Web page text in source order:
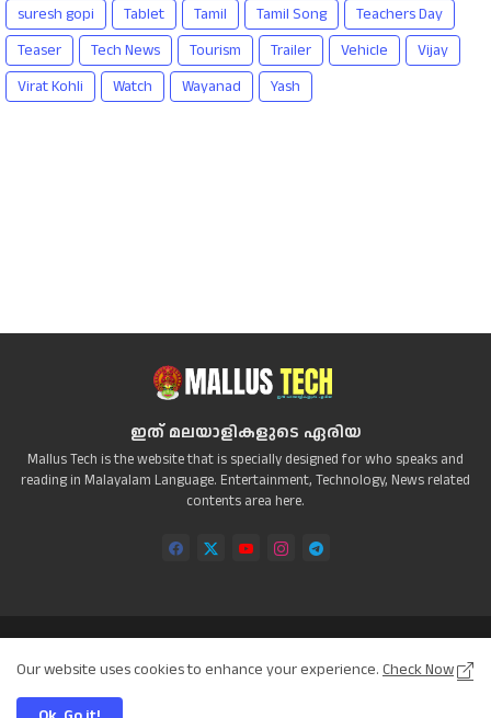
suresh gopi
Tablet Tamil Tamil Song
Teachers Day
Teaser
Tech News Tourism Trailer Vehicle
Vijay
Virat Kohli
Watch Wayanad Yash
ഇത് മലയാളികളുടെ ഏരിയ
Mallus Tech is the website that is specially designed for who speaks and
reading in Malayalam Language. Entertainment, Technology, News related
contents area here.
Disclaimer
Our website uses cookies to enhance your experience. Check Now